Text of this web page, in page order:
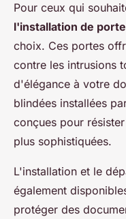
Pour ceux qui
l'installation de
choix. Ces portes
contre les intrusions
d'élégance à votre
blindées installées
conçues pour
plus sophistiquées.
L'installation et le
également
protéger des